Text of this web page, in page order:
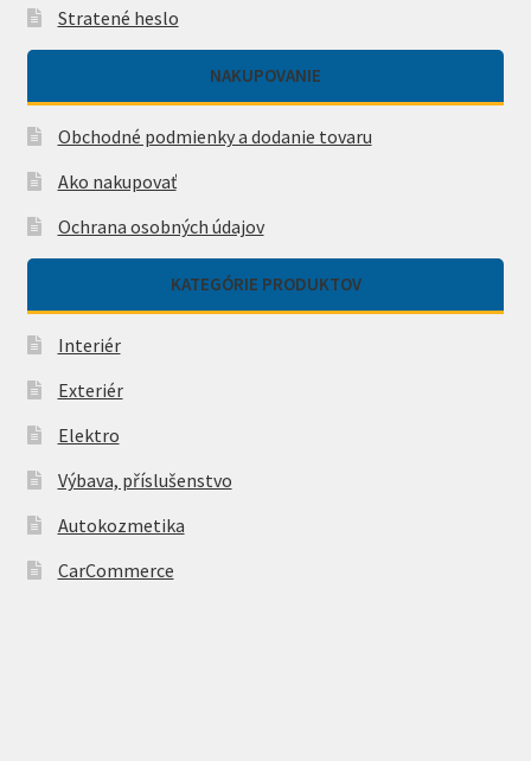
Stratené heslo
NAKUPOVANIE
Obchodné podmienky a dodanie tovaru
Ako nakupovať
Ochrana osobných údajov
KATEGÓRIE PRODUKTOV
Interiér
Exteriér
Elektro
Výbava, příslušenstvo
Autokozmetika
CarCommerce